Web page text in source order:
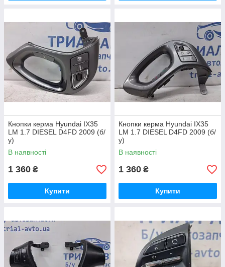
Кнопки керма Hyundai IX35
LM 1.7 DIESEL D4FD 2009 (б/
у)
В наявності
1 360 ₴
Купити
Кнопки керма Hyundai IX35
LM 1.7 DIESEL D4FD 2009 (б/
у)
В наявності
1 360 ₴
Купити